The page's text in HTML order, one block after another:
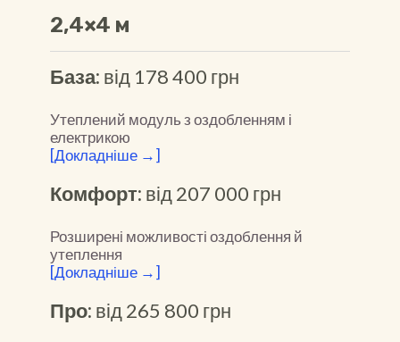
2,4×4 м
База: від 178 400 грн
Утеплений модуль з оздобленням і
електрикою
[Докладніше →]
Комфорт: від 207 000 грн
Розширені можливості оздоблення й
утеплення
[Докладніше →]
Про: від 265 800 грн